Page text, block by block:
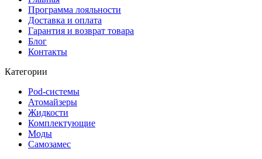
Программа лояльности
Доставка и оплата
Гарантия и возврат товара
Блог
Контакты
Категории
Pod-системы
Атомайзеры
Жидкости
Комплектующие
Моды
Самозамес